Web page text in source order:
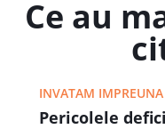
Ce au
INVATAM IMPREUNA
Pericolele